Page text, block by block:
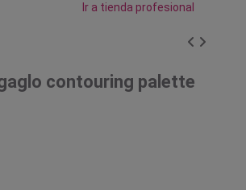
Ir a tienda profesional
contouring palette